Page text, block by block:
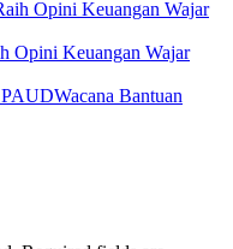
Opini Keuangan Wajar
Wacana Bantuan